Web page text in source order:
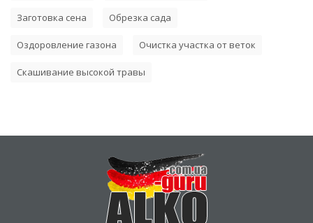
Заготовка сена Обрезка сада
Оздоровление газона Очистка участка от веток
Скашивание высокой травы